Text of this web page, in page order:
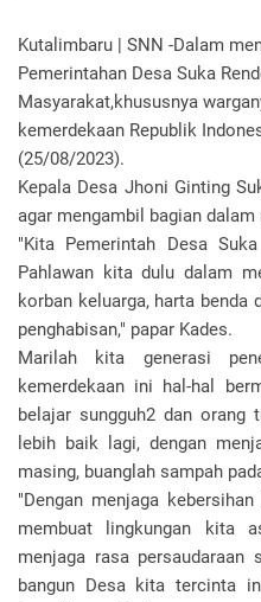
Kutalimbaru | SNN -Dalam
Pemerintahan Desa Suka
Masyarakat,khususnya
kemerdekaan Republik
(25/08/2023).
Kepala Desa Jhoni Ginting
agar mengambil bagian
"Kita Pemerintah Desa
Pahlawan kita dulu dalam
korban keluarga, harta benda
penghabisan," papar Kades.
Marilah kita generasi
kemerdekaan ini hal-hal
belajar sungguh2 dan
lebih baik lagi, dengan
masing, buanglah sampah
"Dengan menjaga
membuat lingkungan kita
menjaga rasa persaudaraan
bangun Desa kita tercinta